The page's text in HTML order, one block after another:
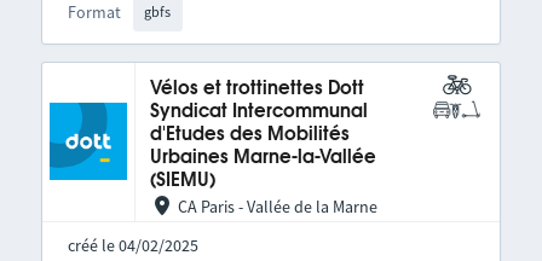
Format gbfs
Vélos et trottinettes Dott
Syndicat Intercommunal
d'Etudes des Mobilités
Urbaines Marne-la-Vallée
(SIEMU)
CA Paris - Vallée de la Marne
créé le 04/02/2025